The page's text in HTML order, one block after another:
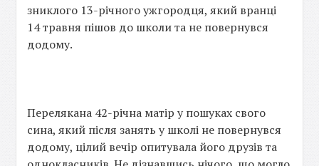
зниклого 13-річного ужгородця, який вранці
14 травня пішов до школи та не повернувся
додому.
Перелякана 42-річна матір у пошуках свого
сина, який після занять у школі не повернувся
додому, цілий вечір опитувала його друзів та